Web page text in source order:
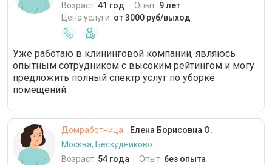
Возраст: 41 год Опыт: 9 лет
Цена услуги: от 3000 руб/выход
Уже работаю в клининговой компании, являюсь
опытным сотрудником с высоким рейтингом и могу
предложить полный спектр услуг по уборке
помещений.
Домработница
Елена Борисовна О.
Москва, Бескудниково
Возраст: 54 года Опыт: без опыта